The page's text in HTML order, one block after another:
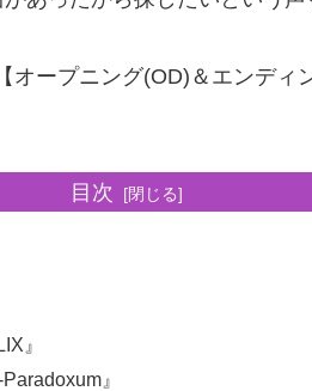
オープニング(OD)＆エンディ
目次
』
』